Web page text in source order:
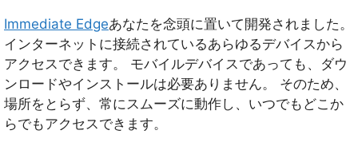
Immediate Edgeあなたを念頭に置いて開発されました。
インターネットに接続されているあらゆるデバイスから
アクセスできます。 モバイルデバイスであっても、ダウ
ンロードやインストールは必要ありません。 そのため、
場所をとらず、常にスムーズに動作し、いつでもどこか
らでもアクセスできます。